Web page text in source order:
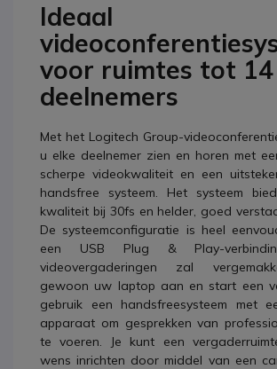
Ideaal
voor ruimtes tot 14
deelnemers
Met het Logitech Group-
u elke deelnemer zien en horen met
scherpe videokwaliteit en een
handsfree systeem. Het systeem
kwaliteit bij 30fs en helder, goed
De systeemconfiguratie is heel
een USB Plug & Play-
videovergaderingen zal
gewoon uw laptop aan en start een
gebruik een handsfreesysteem met
apparaat om gesprekken van
te voeren. Je kunt een
wens inrichten door middel van een